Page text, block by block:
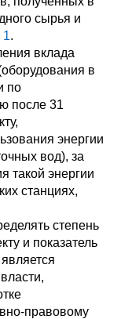
сырья и
1.
вклада
в
по
после 31
энергии
вод), за
такой энергии
станциях,
степень
и показатель
правовому